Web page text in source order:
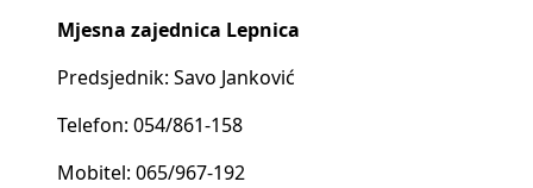
Mjesna zajednica Lepnica
Predsjednik: Savo Janković
Telefon: 054/861-158
Mobitel: 065/967-192